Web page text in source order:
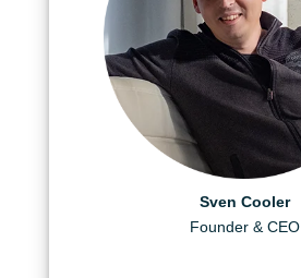
Sven Cooler
Founder & CEO
Helen Berger
Creative Producer
Daniël Visscher
Art Director